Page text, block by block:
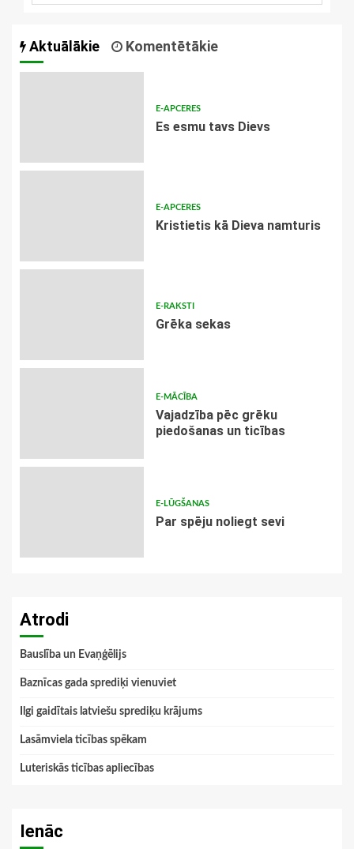
Aktuālākie Komentētākie
E-APCERES
Es esmu tavs Dievs
E-APCERES
Kristietis kā Dieva namturis
E-RAKSTI
Grēka sekas
E-MĀCĪBA
Vajadzība pēc grēku
piedošanas un ticības
E-LŪGŠANAS
Par spēju noliegt sevi
Atrodi
Bauslība un Evaņģēlijs
Baznīcas gada sprediķi vienuviet
Ilgi gaidītais latviešu sprediķu krājums
Lasāmviela ticības spēkam
Luteriskās ticības apliecības
Ienāc